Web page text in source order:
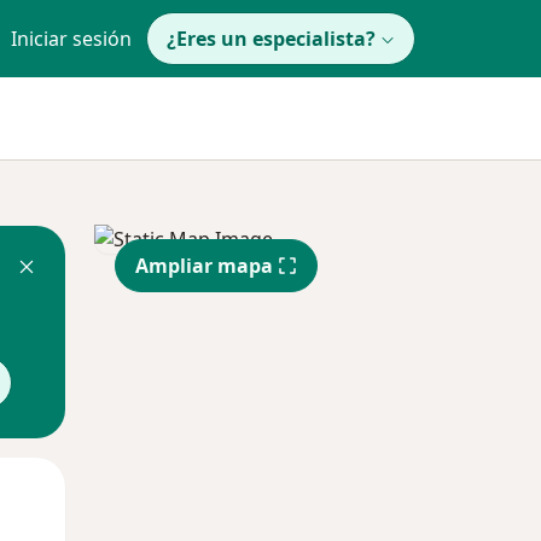
Iniciar sesión ¿Eres un especialista?
Ampliar mapa